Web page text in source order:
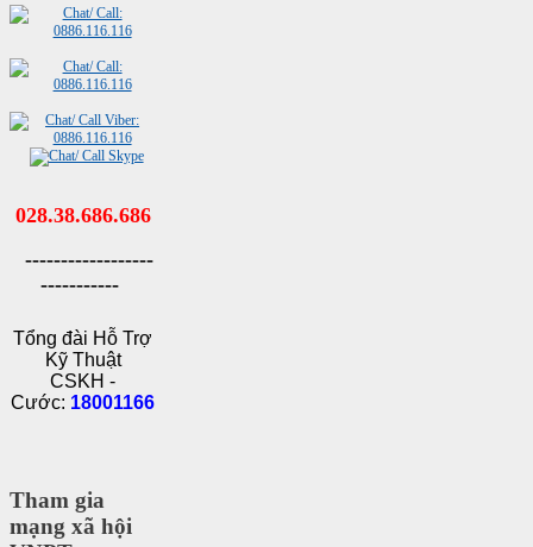
028.38.686.686
------------------
-----------
Tổng đài Hỗ Trợ
Kỹ Thuật
CSKH -
Cước: 18001166
Tham gia
mạng xã hội